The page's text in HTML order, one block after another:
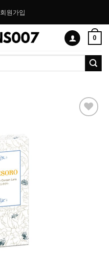
회원가입
0